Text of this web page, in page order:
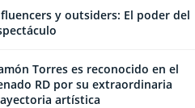
y outsiders: El poder del
Torres es reconocido en el
RD por su extraordinaria
artística